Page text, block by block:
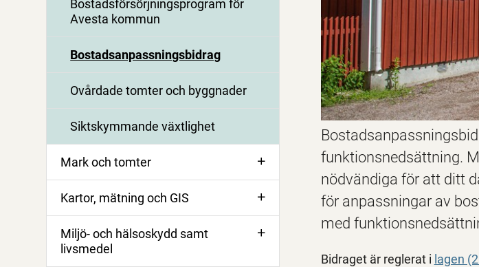
Bostadsförsörjningsprogram för
Avesta kommun
Bostadsanpassningsbidrag
Ovårdade tomter och byggnader
Siktskymmande växtlighet
Mark och tomter
Kartor, mätning och GIS
Miljö- och hälsoskydd samt
livsmedel
funktionsnedsättning.
nödvändiga för att ditt
för anpassningar av
med
Bidraget är reglerat i lagen